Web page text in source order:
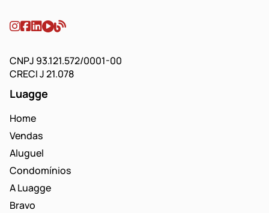
CNPJ 93.121.572/0001-00
CRECI J 21.078
Luagge
Home
Vendas
Aluguel
Condomínios
A Luagge
Bravo